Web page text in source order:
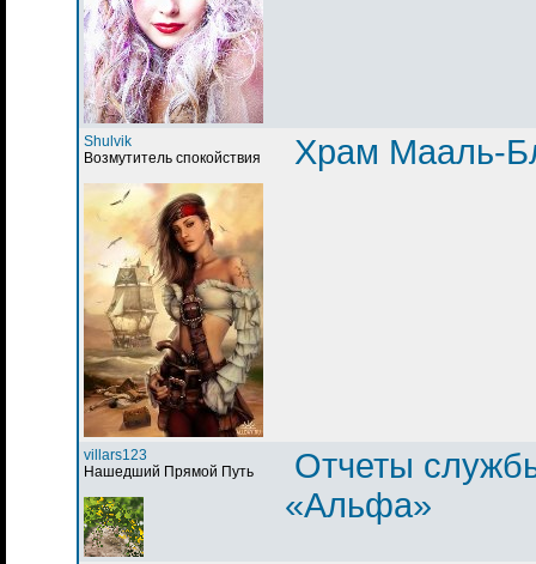
Shulvik
Возмутитель спокойствия
Храм Мааль-
villars123
Нашедший Прямой Путь
Отчеты
«Альфа»